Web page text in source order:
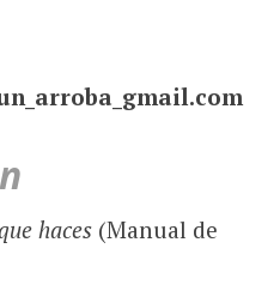
haces(Manual de